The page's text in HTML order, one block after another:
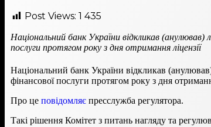
Post Views: 1 435
Національний банк України відкликав (анулював)
послуги протягом року з дня отримання ліцензії
Національний банк України відкликав
фінансової послуги протягом року з дня
Про це повідомляє пресслужба регулятора.
Такі рішення Комітет з питань нагляду та